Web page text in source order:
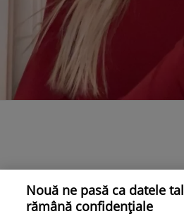
Nouă ne pasă ca datele
rămână confidențiale